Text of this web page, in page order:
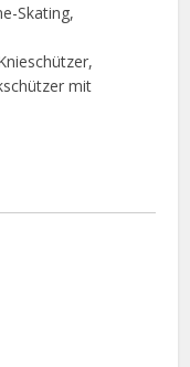
Skating,
mit